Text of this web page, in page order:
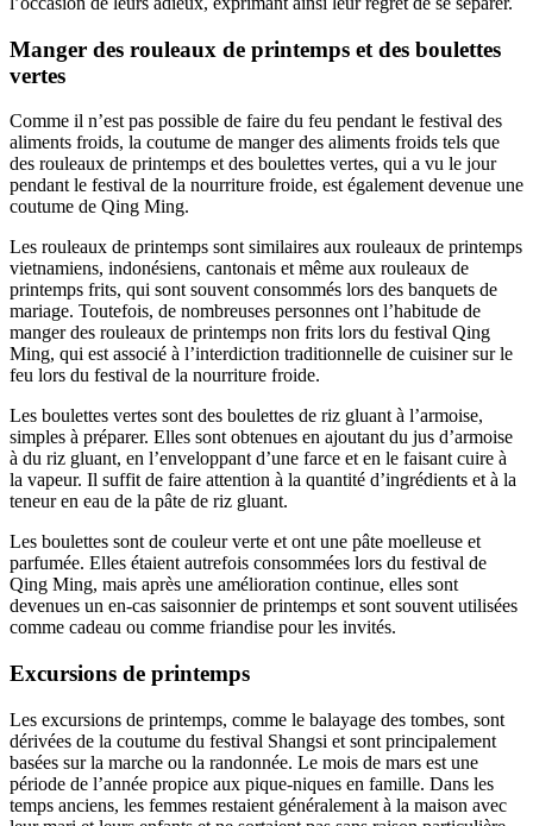
Manger des rouleaux de printemps et des boulettes
vertes
Comme il n’est pas possible de faire du feu pendant le festival des
aliments froids, la coutume de manger des aliments froids tels que
des rouleaux de printemps et des boulettes vertes, qui a vu le jour
pendant le festival de la nourriture froide, est également devenue une
coutume de Qing Ming.
Les rouleaux de printemps sont similaires aux rouleaux de printemps
vietnamiens, indonésiens, cantonais et même aux rouleaux de
printemps frits, qui sont souvent consommés lors des banquets de
mariage. Toutefois, de nombreuses personnes ont l’habitude de
manger des rouleaux de printemps non frits lors du festival Qing
Ming, qui est associé à l’interdiction traditionnelle de cuisiner sur le
feu lors du festival de la nourriture froide.
Les boulettes vertes sont des boulettes de riz gluant à l’armoise,
simples à préparer. Elles sont obtenues en ajoutant du jus d’armoise
à du riz gluant, en l’enveloppant d’une farce et en le faisant cuire à
la vapeur. Il suffit de faire attention à la quantité d’ingrédients et à la
teneur en eau de la pâte de riz gluant.
Les boulettes sont de couleur verte et ont une pâte moelleuse et
parfumée. Elles étaient autrefois consommées lors du festival de
Qing Ming, mais après une amélioration continue, elles sont
devenues un en-cas saisonnier de printemps et sont souvent utilisées
comme cadeau ou comme friandise pour les invités.
Excursions de printemps
Les excursions de printemps, comme le balayage des tombes, sont
dérivées de la coutume du festival Shangsi et sont principalement
basées sur la marche ou la randonnée. Le mois de mars est une
période de l’année propice aux pique-niques en famille. Dans les
temps anciens, les femmes restaient généralement à la maison avec